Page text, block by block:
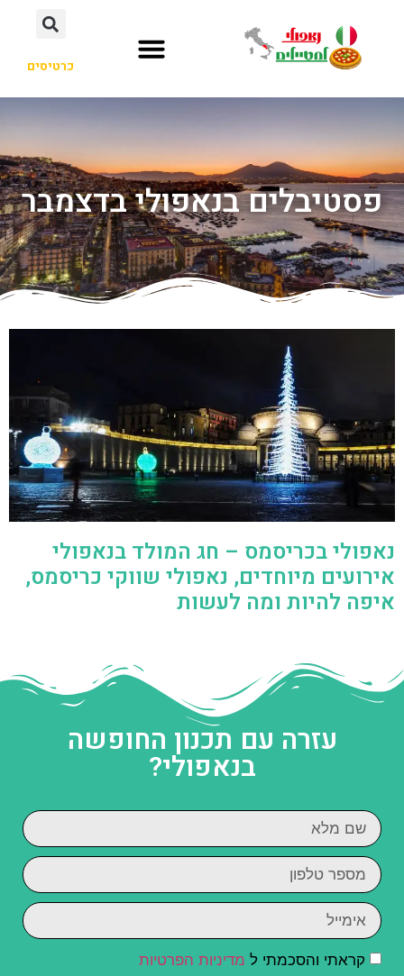
כרטיסים
פסטיבלים בנאפולי בדצמבר
נאפולי בכריסמס – חג המולד בנאפולי
אירועים מיוחדים, נאפולי שווקי כריסמס,
איפה להיות ומה לעשות
עזרה עם תכנון החופשה
בנאפולי?
קראתי והסכמתי ל מדיניות הפרטיות